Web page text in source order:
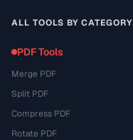
ALL TOOLS BY CATEGORY
PDF Tools
Merge PDF
Split PDF
Compress PDF
Rotate PDF